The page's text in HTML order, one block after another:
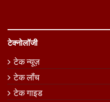
टेक्नोलॉजी
टेक न्यूज़
टेक लॉंच
टेक गाइड